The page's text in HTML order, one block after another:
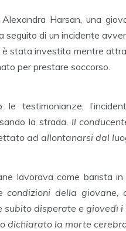
Alexandra Harsan, una
seguito di un incidente
stata investita mentre
per prestare soccorso.
le testimonianze,
la strada. Il
ad allontanarsi dal
lavorava come barista
condizioni della
subito disperate e giovedì
dichiarato la morte